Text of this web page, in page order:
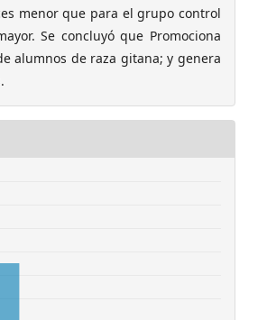
menor que para el grupo control
Se concluyó que Promociona
alumnos de raza gitana; y genera